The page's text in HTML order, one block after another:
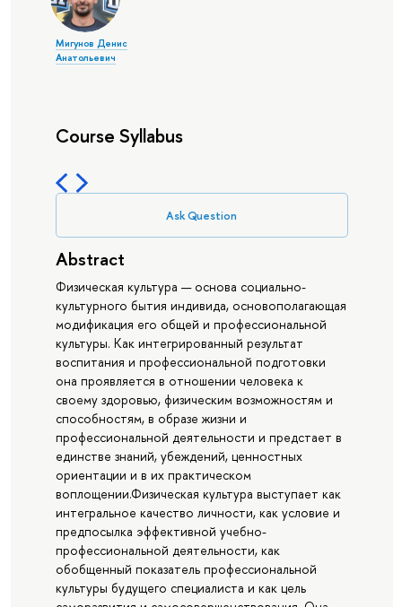
Мигунов Денис
Анатольевич
Course Syllabus
Ask Question
Abstract
Физическая культура — основа социально-
культурного бытия индивида, основополагающая
модификация его общей и профессиональной
культуры. Как интегрированный результат
воспитания и профессиональной подготовки
она проявляется в отношении человека к
своему здоровью, физическим возможностям и
способностям, в образе жизни и
профессиональной деятельности и предстает в
единстве знаний, убеждений, ценностных
ориентации и в их практическом
воплощении.Физическая культура выступает как
интегральное качество личности, как условие и
предпосылка эффективной учебно-
профессиональной деятельности, как
обобщенный показатель профессиональной
культуры будущего специалиста и как цель